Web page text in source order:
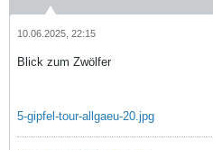
10.06.2025, 22:15
Blick zum Zwölfer
5-gipfel-tour-allgaeu-20.jpg